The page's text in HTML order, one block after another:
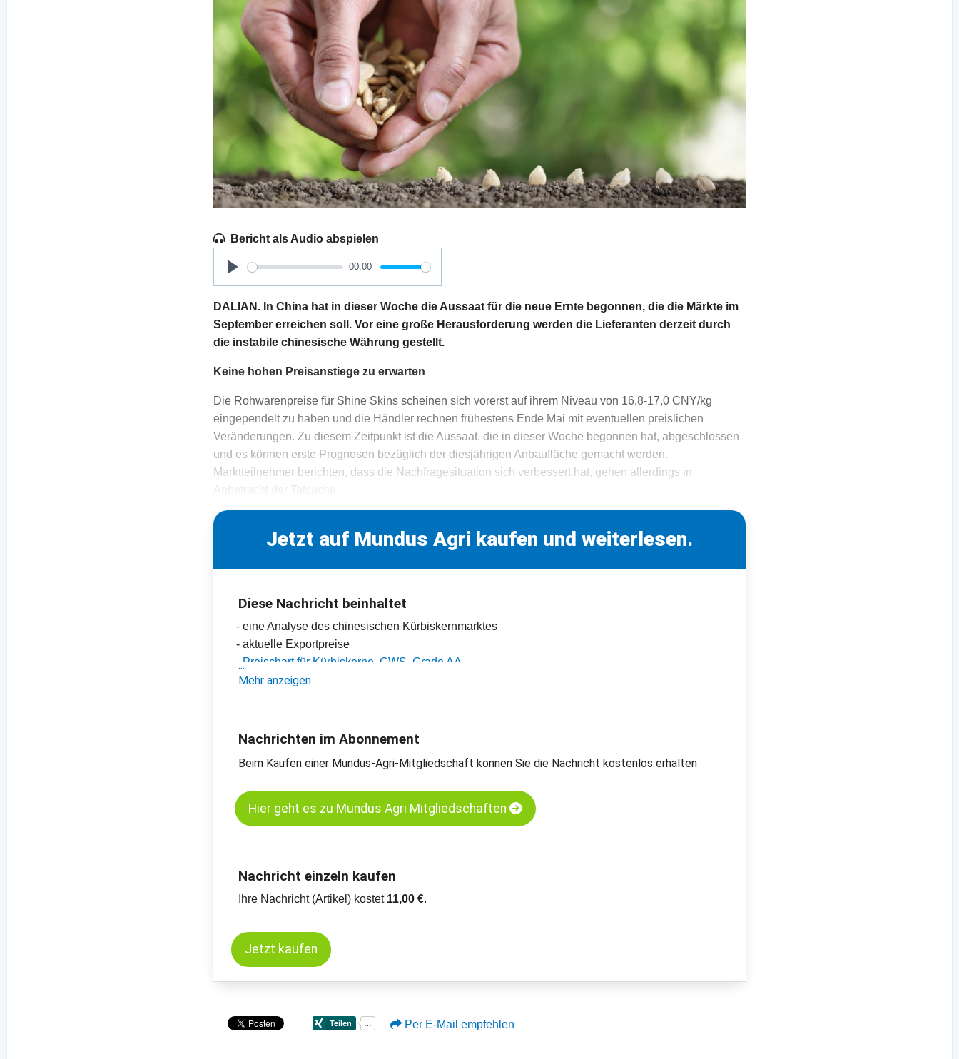
Bericht als Audio abspielen
Play
00:00
DALIAN. In China hat in dieser Woche die Aussaat für die neue Ernte begonnen, die die Märkte im
September erreichen soll. Vor eine große Herausforderung werden die Lieferanten derzeit durch
die instabile chinesische Währung gestellt.
Keine hohen Preisanstiege zu erwarten
Die Rohwarenpreise für Shine Skins scheinen sich vorerst auf ihrem Niveau von 16,8-17,0 CNY/kg
eingependelt zu haben und die Händler rechnen frühestens Ende Mai mit eventuellen preislichen
Veränderungen. Zu diesem Zeitpunkt ist die Aussaat, die in dieser Woche begonnen hat, abgeschlossen
und es können erste Prognosen bezüglich der diesjährigen Anbaufläche gemacht werden.
Marktteilnehmer berichten, dass die Nachfragesituation sich verbessert hat, gehen allerdings in
Jetzt auf Mundus Agri kaufen und weiterlesen.
Diese Nachricht beinhaltet
- eine Analyse des chinesischen Kürbiskernmarktes
- aktuelle Exportpreise
Preischart für Kürbiskerne, GWS, Grade AA
-Preischart für Kürbiskerne, Shine Skin, Grade AA
Mehr anzeigen
Nachrichten im Abonnement
Beim Kaufen einer Mundus-Agri-Mitgliedschaft können Sie die Nachricht kostenlos erhalten
Hier geht es zu Mundus Agri Mitgliedschaften
Nachricht einzeln kaufen
Ihre Nachricht (Artikel) kostet 11,00 €.
Jetzt kaufen
Per E-Mail empfehlen